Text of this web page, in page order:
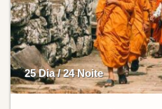
25 Dia / 24 Noite